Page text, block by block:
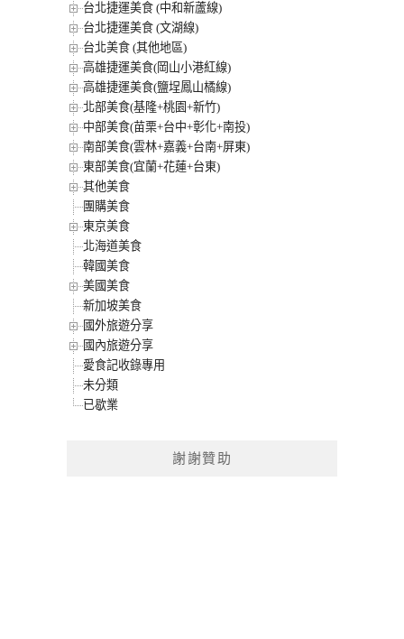
台北捷運美食 (中和新蘆線)
台北捷運美食 (文湖線)
台北美食 (其他地區)
高雄捷運美食(岡山小港紅線)
高雄捷運美食(鹽埕鳳山橘線)
北部美食(基隆+桃園+新竹)
中部美食(苗栗+台中+彰化+南投)
南部美食(雲林+嘉義+台南+屏東)
東部美食(宜蘭+花蓮+台東)
其他美食
團購美食
東京美食
北海道美食
韓國美食
美國美食
新加坡美食
國外旅遊分享
國內旅遊分享
愛食記收錄專用
未分類
已歇業
謝謝贊助